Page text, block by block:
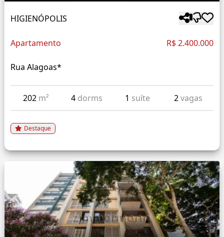
HIGIENÓPOLIS
Apartamento R$ 2.400.000
Rua Alagoas*
202 m² 4 dorms 1 suíte 2vagas
Destaque